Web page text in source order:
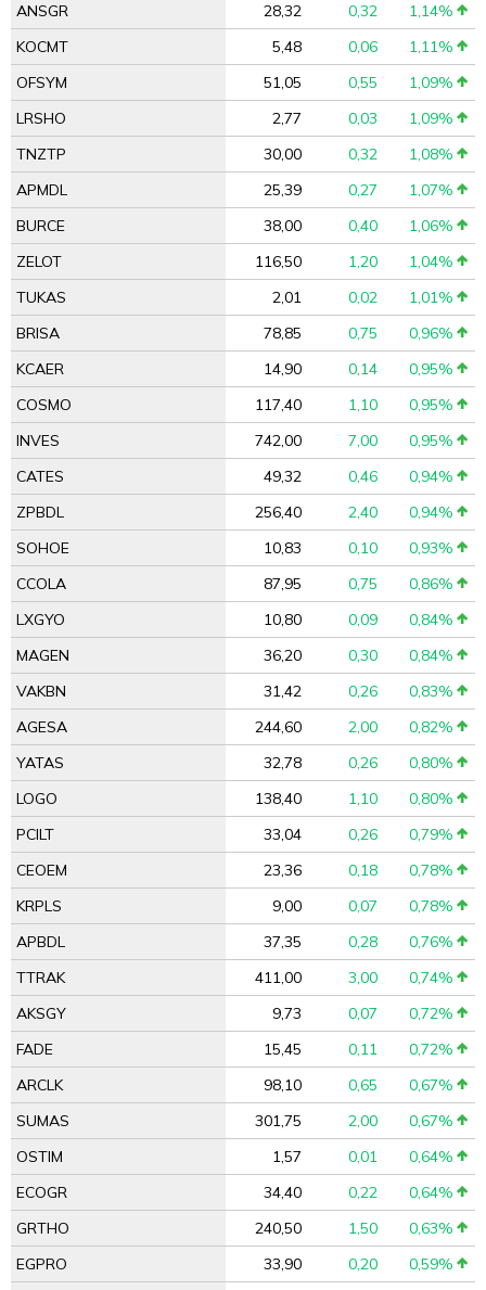
ANSGR
28,32 0,32
1,14%
KOCMT
5,48 0,06
1,11%
OFSYM
51,05 0,55
1,09%
LRSHO
2,77 0,03
1,09%
TNZTP
30,00 0,32
1,08%
APMDL
25,39 0,27
1,07%
BURCE
38,00 0,40
1,06%
ZELOT
116,50 1,20
1,04%
TUKAS
2,01 0,02
1,01%
BRISA
78,85 0,75
0,96%
KCAER
14,90 0,14
0,95%
COSMO
117,40 1,10
0,95%
INVES
742,00 7,00
0,95%
CATES
49,32 0,46
0,94%
ZPBDL
256,40 2,40
0,94%
SOHOE
10,83 0,10
0,93%
CCOLA
87,95 0,75
0,86%
LXGYO
10,80 0,09
0,84%
MAGEN
36,20 0,30
0,84%
VAKBN
31,42 0,26
0,83%
AGESA
244,60 2,00
0,82%
YATAS
32,78 0,26
0,80%
LOGO
138,40 1,10
0,80%
PCILT
33,04 0,26
0,79%
CEOEM
23,36 0,18
0,78%
KRPLS
9,00 0,07
0,78%
APBDL
37,35 0,28
0,76%
TTRAK
411,00 3,00
0,74%
AKSGY
9,73 0,07
0,72%
FADE
15,45 0,11
0,72%
ARCLK
98,10 0,65
0,67%
SUMAS
301,75 2,00
0,67%
OSTIM
1,57 0,01
0,64%
ECOGR
34,40 0,22
0,64%
GRTHO
240,50 1,50
0,63%
EGPRO
33,90 0,20 0,59%